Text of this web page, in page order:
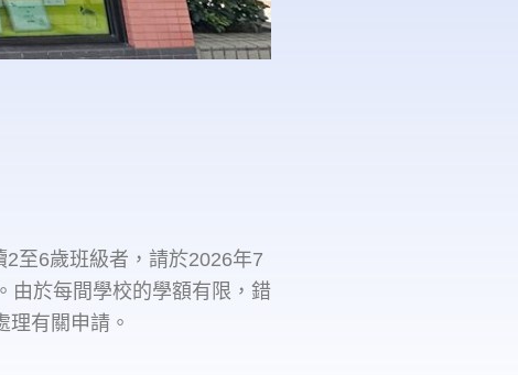
至6歲班級者，請於2026年7
由於每間學校的學額有限，錯
有關申請。